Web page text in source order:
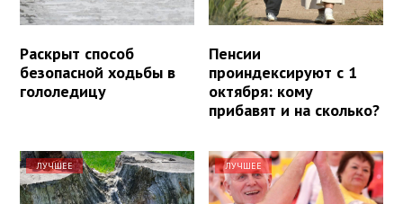
Раскрыт способ
безопасной ходьбы в
гололедицу
Пенсии
проиндексируют с 1
октября: кому
прибавят и на сколько?
ЛУЧШЕЕ ЛУЧШЕЕ